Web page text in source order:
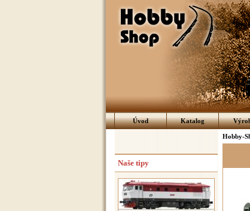
Úvod Katalog
Hobby-
Naše tipy